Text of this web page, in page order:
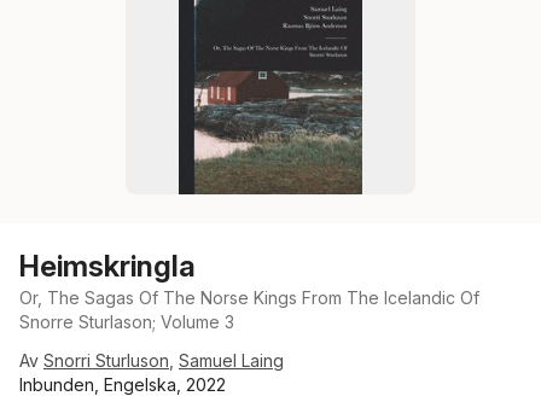
Heimskringla
Or, The Sagas Of The Norse Kings From The Icelandic Of
Snorre Sturlason; Volume 3
Av Snorri Sturluson Samuel Laing
Inbunden, Engelska, 2022